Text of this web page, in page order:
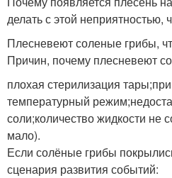
делать с этой неприятностью,
Плесневеют соленые грибы,
Причин, почему плесневеют
плохая стерилизация
температурный
соли;количество жидкости не
мало).
Если солёные грибы
сценария развития событий: